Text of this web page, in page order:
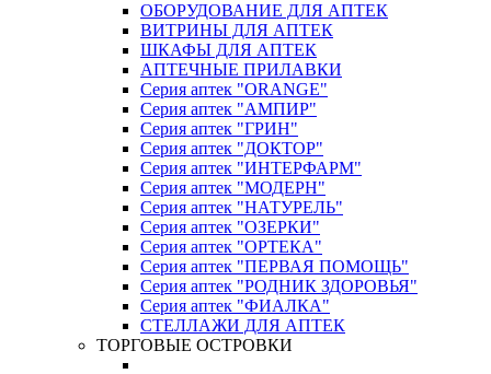
ОБОРУДОВАНИЕ ДЛЯ АПТЕК
ВИТРИНЫ ДЛЯ АПТЕК
ШКАФЫ ДЛЯ АПТЕК
АПТЕЧНЫЕ ПРИЛАВКИ
Серия аптек "ORANGE"
Серия аптек "АМПИР"
Серия аптек "ГРИН"
Серия аптек "ДОКТОР"
Серия аптек "ИНТЕРФАРМ"
Серия аптек "МОДЕРН"
Серия аптек "НАТУРЕЛЬ"
Серия аптек "ОЗЕРКИ"
Серия аптек "ОРТЕКА"
Серия аптек "ПЕРВАЯ ПОМОЩЬ"
Серия аптек "РОДНИК ЗДОРОВЬЯ"
Серия аптек "ФИАЛКА"
СТЕЛЛАЖИ ДЛЯ АПТЕК
ТОРГОВЫЕ ОСТРОВКИ